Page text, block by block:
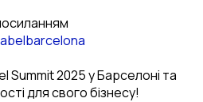
Summit 2025 у Барселоні та
для свого бізнесу!